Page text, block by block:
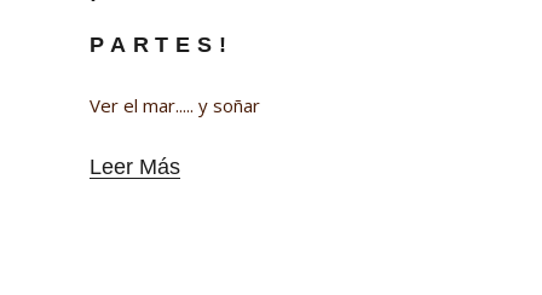
PARTES!
Ver el mar..... y soñar
Leer Más